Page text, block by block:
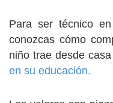
Para ser técnico
conozcas cómo
niño trae desde
en su educación.